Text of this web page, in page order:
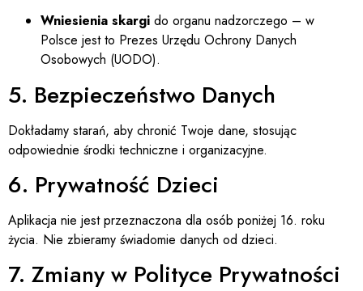
Wniesienia skargi do organu nadzorczego – w
Polsce jest to Prezes Urzędu Ochrony Danych
Osobowych (UODO).
5. Bezpieczeństwo Danych
Dokładamy starań, aby chronić Twoje dane, stosując
odpowiednie środki techniczne i organizacyjne.
6. Prywatność Dzieci
Aplikacja nie jest przeznaczona dla osób poniżej 16. roku
życia. Nie zbieramy świadomie danych od dzieci.
7. Zmiany w Polityce Prywatności